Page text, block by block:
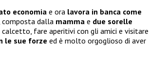
economia e ora lavora in banca come
dalla mamma e due sorelle
calcetto, fare aperitivi con gli amici e visitare
le sue forze ed è molto orgoglioso di aver